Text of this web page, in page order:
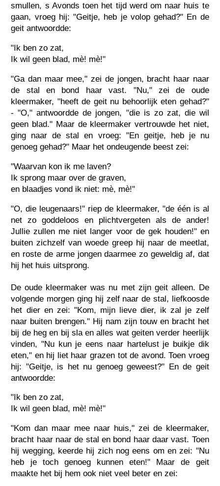
smullen, s Avonds toen het tijd werd om naar huis te
gaan, vroeg hij: "Geitje, heb je volop gehad?" En de
geit antwoordde:
"Ik ben zo zat,
Ik wil geen blad, mè! mè!"
"Ga dan maar mee," zei de jongen, bracht haar naar
de stal en bond haar vast. "Nu," zei de oude
kleermaker, "heeft de geit nu behoorlijk eten gehad?"
- "O," antwoordde de jongen, "die is zo zat, die wil
geen blad." Maar de kleermaker vertrouwde het niet,
ging naar de stal en vroeg: "En geitje, heb je nu
genoeg gehad?" Maar het ondeugende beest zei:
"Waarvan kon ik me laven?
Ik sprong maar over de graven,
en blaadjes vond ik niet: mè, mè!"
"O, die leugenaars!" riep de kleermaker, "de één is al
net zo goddeloos en plichtvergeten als de ander!
Jullie zullen me niet langer voor de gek houden!" en
buiten zichzelf van woede greep hij naar de meetlat,
en roste de arme jongen daarmee zo geweldig af, dat
hij het huis uitsprong.
De oude kleermaker was nu met zijn geit alleen. De
volgende morgen ging hij zelf naar de stal, liefkoosde
het dier en zei: "Kom, mijn lieve dier, ik zal je zelf
naar buiten brengen." Hij nam zijn touw en bracht het
bij de heg en bij sla en alles wat geiten verder heerlijk
vinden, "Nu kun je eens naar hartelust je buikje dik
eten," en hij liet haar grazen tot de avond. Toen vroeg
hij: "Geitje, is het nu genoeg geweest?" En de geit
antwoordde:
"Ik ben zo zat,
Ik wil geen blad, mè! mè!"
"Kom dan maar mee naar huis," zei de kleermaker,
bracht haar naar de stal en bond haar daar vast. Toen
hij wegging, keerde hij zich nog eens om en zei: "Nu
heb je toch genoeg kunnen eten!" Maar de geit
maakte het bij hem ook niet veel beter en zei: